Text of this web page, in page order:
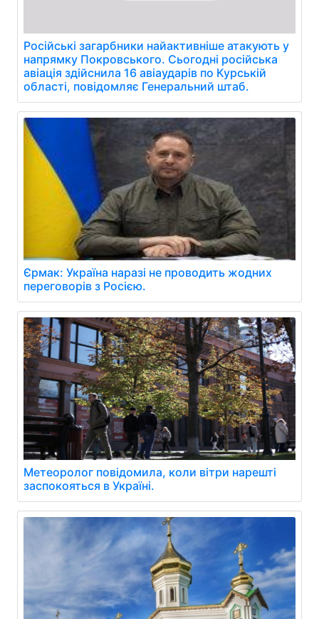
Російські загарбники найактивніше атакують у
напрямку Покровського. Сьогодні російська
авіація здійснила 16 авіаударів по Курській
області, повідомляє Генеральний штаб.
Єрмак: Україна наразі не проводить жодних
переговорів з Росією.
Метеоролог повідомила, коли вітри нарешті
заспокояться в Україні.